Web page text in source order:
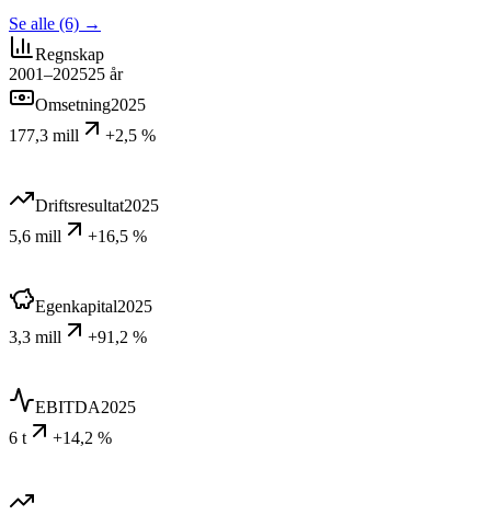
Se alle (6) →
Regnskap
2001–202525 år
Omsetning2025
177,3 mill
+2,5 %
Driftsresultat2025
5,6 mill
+16,5 %
Egenkapital2025
3,3 mill
+91,2 %
EBITDA2025
6 t
+14,2 %